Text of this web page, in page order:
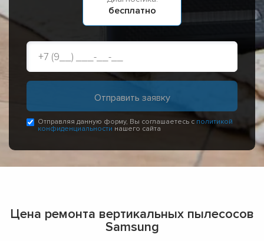
бесплатно
Отправляя данную форму, Вы соглашаетесь с политикой
конфиденциальности нашего сайта
Цена ремонта вертикальных пылесосов
Samsung